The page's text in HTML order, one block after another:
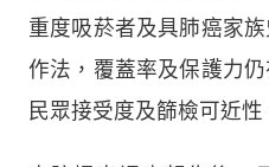
重度吸菸者及具肺癌家
作法，覆蓋率及保護力
民眾接受度及篩檢可近性